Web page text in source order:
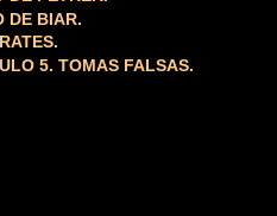
DE BIAR.
5. TOMAS FALSAS.